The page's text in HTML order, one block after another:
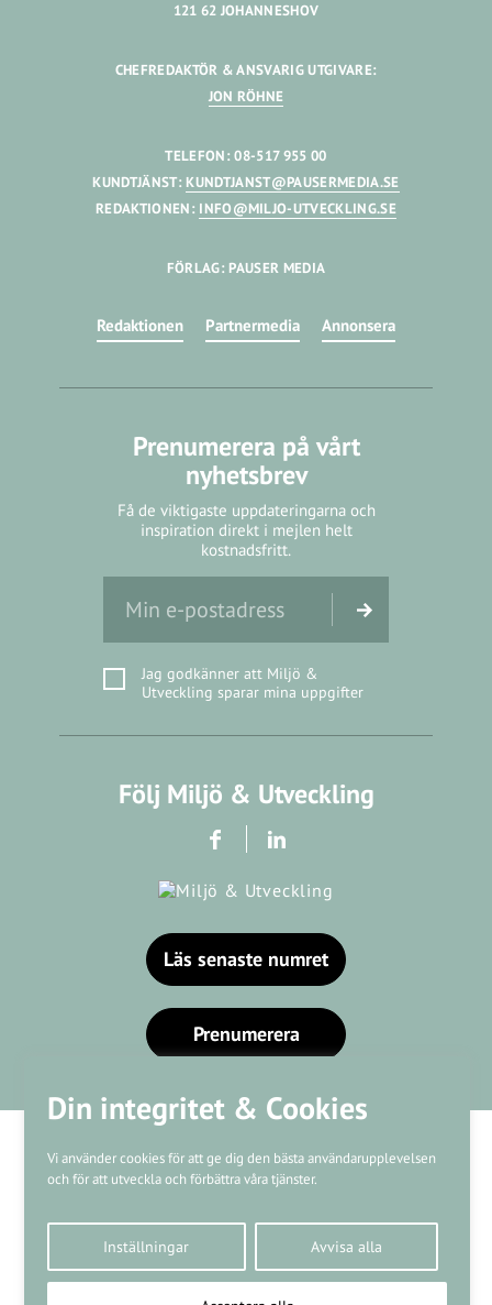
Din integritet & Cookies
Vi använder cookies för att ge dig den bästa användarupplevelsen
och för att utveckla och förbättra våra tjänster.
Inställningar Avvisa alla
121 62 JOHANNESHOV
CHEFREDAKTÖR & ANSVARIG UTGIVARE:
JON RÖHNE
TELEFON: 08-517 955 00
KUNDTJÄNST: KUNDTJANST@PAUSERMEDIA.SE
REDAKTIONEN: INFO@MILJO-UTVECKLING.SE
FÖRLAG: PAUSER MEDIA
Redaktionen Partnermedia Annonsera
Prenumerera på vårt
nyhetsbrev
Få de viktigaste uppdateringarna och
inspiration direkt i mejlen helt
kostnadsfritt.
Jag godkänner att Miljö &
Utveckling sparar mina uppgifter
Följ Miljö & Utveckling
Läs senaste numret
Prenumerera
Kundtjänst